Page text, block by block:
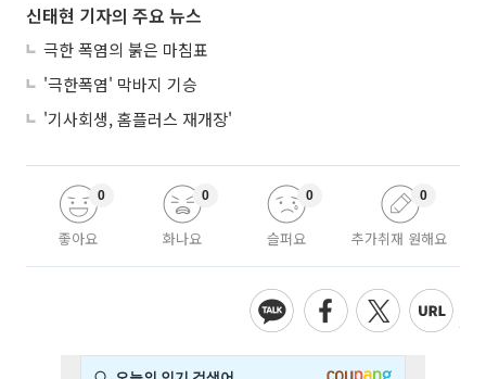
신태현 기자의 주요 뉴스
극한 폭염의 붉은 마침표
'극한폭염' 막바지 기승
'기사회생, 홈플러스 재개장'
좋아요
0
화나요
0
슬퍼요
0
추가취재 원해요
0